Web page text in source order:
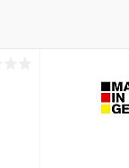
Диаметр круга
125